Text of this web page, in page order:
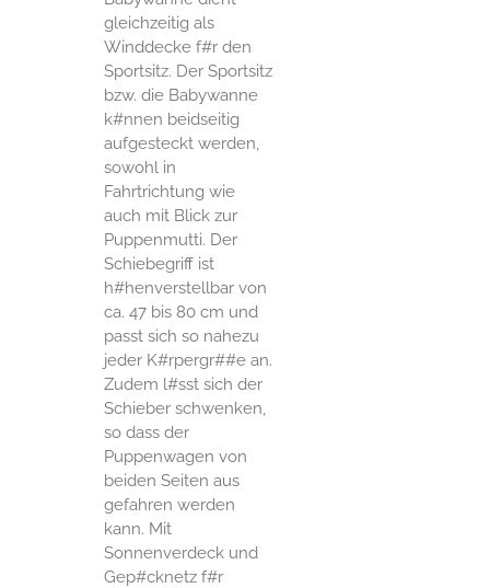
gleichzeitig als
Winddecke f#r den
Sportsitz. Der Sportsitz
bzw. die Babywanne
k#nnen beidseitig
aufgesteckt werden,
sowohl in
Fahrtrichtung wie
auch mit Blick zur
Puppenmutti. Der
Schiebegriff ist
h#henverstellbar von
ca. 47 bis 80 cm und
passt sich so nahezu
jeder K#rpergr##e an.
Zudem l#sst sich der
Schieber schwenken,
so dass der
Puppenwagen von
beiden Seiten aus
gefahren werden
kann. Mit
Sonnenverdeck und
Gep#cknetz f#r